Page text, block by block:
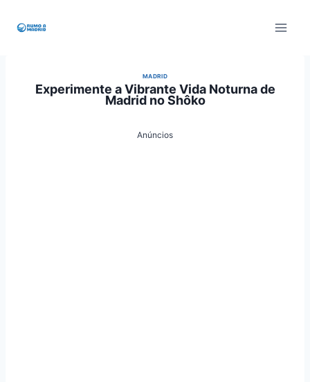
MADRID
Experimente a Vibrante Vida Noturna de
Madrid no Shôko
Anúncios